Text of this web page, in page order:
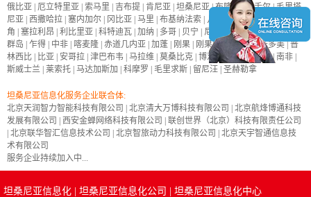
俄比亚 | 厄立特里亚 | 索马里 | 吉布提 | 肯尼亚 | 坦桑尼亚|布隆迪| 塞舌尔|毛里塔
尼亚 | 西撒哈拉 | 塞内加尔 | 冈比亚 | 马里 | 布基纳法索 | 几内亚|几内亚比绍|佛得
角 | 塞拉利昂 | 利比里亚 | 科特迪瓦 | 加纳 | 多哥 | 贝宁 | 尼日尔 |尼日利亚|加那利
群岛 | 乍得 | 中非 | 喀麦隆 | 赤道几内亚 | 加蓬 | 刚果 | 刚果民主共和国|圣多美|普
林西比 | 比亚 | 安哥拉 | 津巴布韦 | 马拉维 | 莫桑比克 | 博茨瓦纳 |纳米比亚| 南非 |
斯威士兰 | 莱索托 | 马达加斯加 | 科摩罗 | 毛里求斯 | 留尼汪 | 圣赫勒拿
坦桑尼亚信息化服务企业联合体:
北京天润智力智能科技有限公司 | 北京清大万博科技有限公司 | 北京航烽博通科技
发展有限公司 | 西安金蝉网络科技有限公司 | 联创世界（北京）科技有限责任公司
| 北京联华智汇信息技术公司 | 北京智旅动力科技有限公司 | 北京天宇智通信息技
术有限公司
服务企业持续加入中...
坦桑尼亚信息化 | 坦桑尼亚信息化公司 | 坦桑尼亚信息化中心